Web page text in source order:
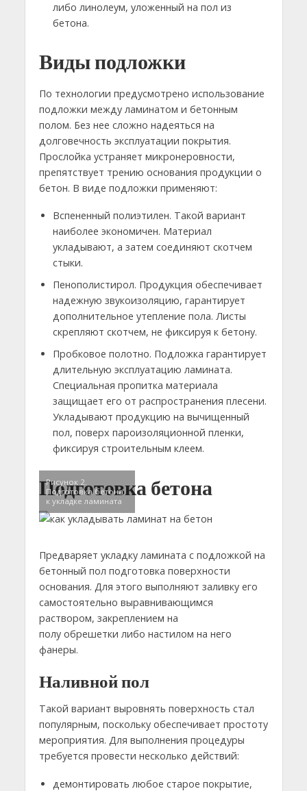
либо линолеум, уложенный на пол из
бетона.
Виды подложки
По технологии предусмотрено использование
подложки между ламинатом и бетонным
полом. Без нее сложно надеяться на
долговечность эксплуатации покрытия.
Прослойка устраняет микронеровности,
препятствует трению основания продукции о
бетон. В виде подложки применяют:
Вспененный полиэтилен. Такой вариант
наиболее экономичен. Материал
укладывают, а затем соединяют скотчем
стыки.
Пенополистирол. Продукция обеспечивает
надежную звукоизоляцию, гарантирует
дополнительное утепление пола. Листы
скрепляют скотчем, не фиксируя к бетону.
Пробковое полотно. Подложка гарантирует
длительную эксплуатацию ламината.
Специальная пропитка материала
защищает его от распространения плесени.
Укладывают продукцию на вычищенный
пол, поверх пароизоляционной пленки,
фиксируя строительным клеем.
Подготовка бетона
Рисунок 2.
Подготовка бетона
к укладке ламината
Предваряет укладку ламината с подложкой на
бетонный пол подготовка поверхности
основания. Для этого выполняют заливку его
самостоятельно выравнивающимся
раствором, закреплением на
полу обрешетки либо настилом на него
фанеры.
Наливной пол
Такой вариант выровнять поверхность стал
популярным, поскольку обеспечивает простоту
мероприятия. Для выполнения процедуры
требуется провести несколько действий:
демонтировать любое старое покрытие,